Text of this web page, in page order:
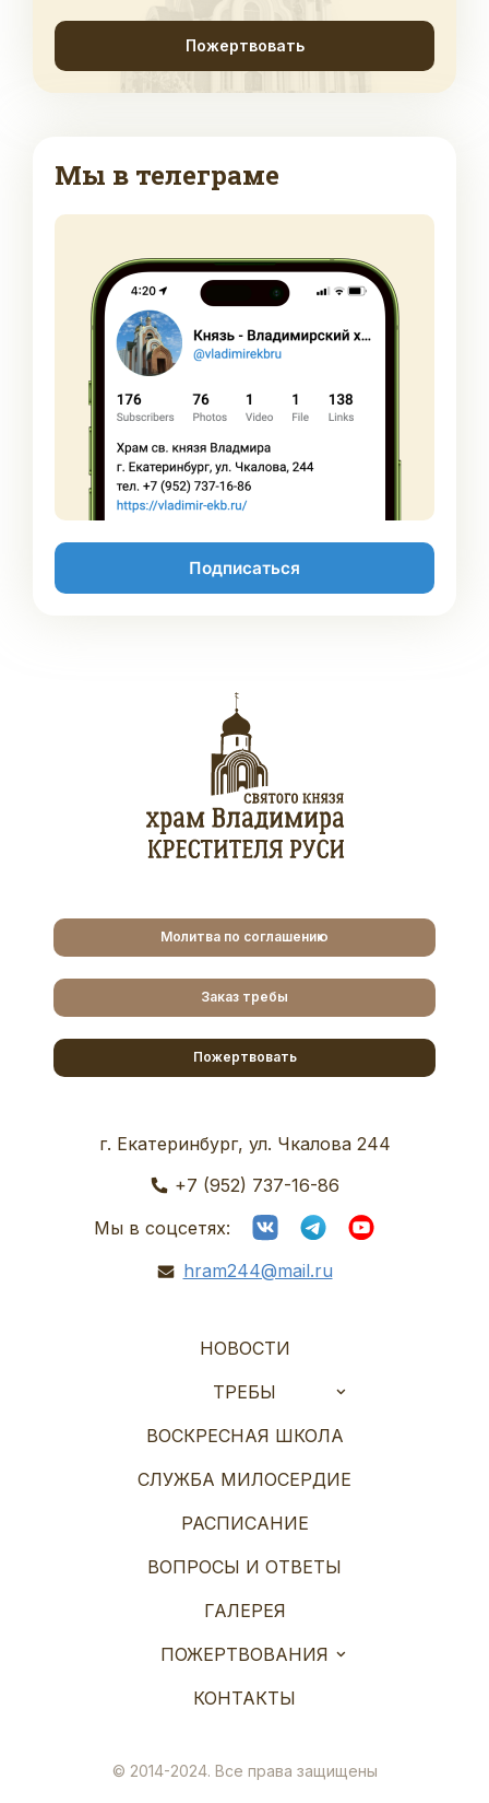
Пожертвовать
Мы в телеграме
Подписаться
Молитва по соглашению
Заказ требы
Пожертвовать
г. Екатеринбург, ул. Чкалова 244
+7 (952) 737-16-86
Мы в соцсетях:
hram244@mail.ru
НОВОСТИ
ТРЕБЫ
ВОСКРЕСНАЯ ШКОЛА
СЛУЖБА МИЛОСЕРДИЕ
РАСПИСАНИЕ
ВОПРОСЫ И ОТВЕТЫ
ГАЛЕРЕЯ
ПОЖЕРТВОВАНИЯ
КОНТАКТЫ
© 2014-2024. Все права защищены